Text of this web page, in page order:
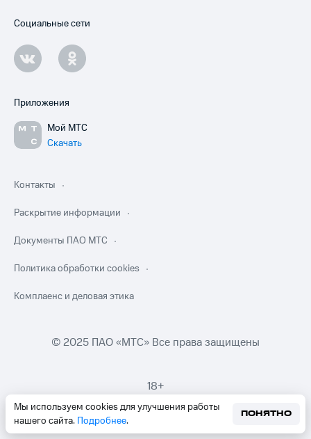
Мы используем cookies для улучшения работы
нашего сайта. Подробнее.
ПОНЯТНО
Социальные сети
Приложения
Мой МТС
Скачать
Контакты
Раскрытие информации
Документы ПАО МТС
Политика обработки cookies
Комплаенс и деловая этика
© 2025 ПАО «МТС» Все права защищены
18+